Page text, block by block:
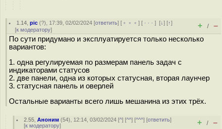
1.14 ,pic (?), 17:39, 02/02/2024 [ответить] [ ﹢﹢﹢] [ · · ·][↓] [↑]
[к модератору] + / –
По сути придумано и эксплуатируется только несколько
вариантов:
1. одна регулируемая по размерам панель задач с
индикаторами статусов
2. две панели, одна из которых статусная, вторая лаунчер
3. статусная панель и оверлей
Остальные варианты всего лишь мешанина из этих трёх.
2.55 ,Аноним (54), 12:14, 03/02/2024 [^] [^^] [^^^] [ответить]
[к модератору] + / –